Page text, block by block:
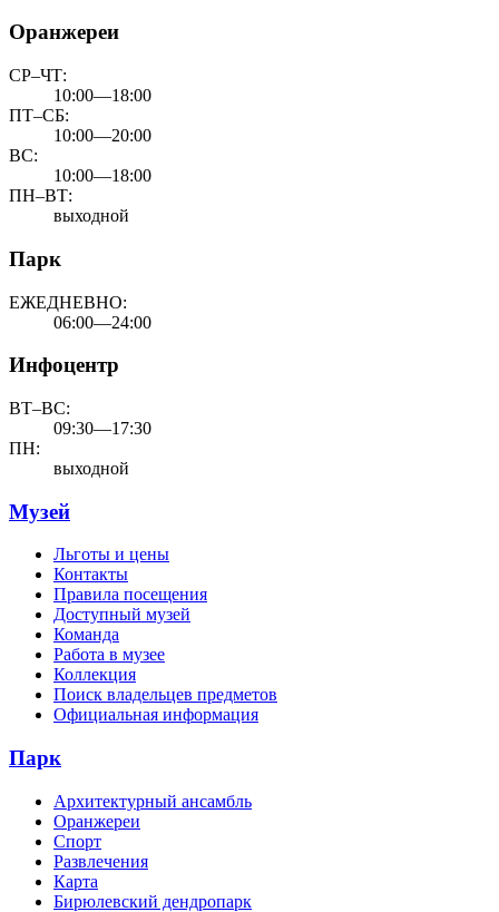
Оранжереи
СР–ЧТ:
10:00—18:00
ПТ–СБ:
10:00—20:00
ВС:
10:00—18:00
ПН–ВТ:
выходной
Парк
ЕЖЕДНЕВНО:
06:00—24:00
Инфоцентр
ВТ–ВС:
09:30—17:30
ПН:
выходной
Музей
Льготы и цены
Контакты
Правила посещения
Доступный музей
Команда
Работа в музее
Коллекция
Поиск владельцев предметов
Официальная информация
Парк
Архитектурный ансамбль
Оранжереи
Спорт
Развлечения
Карта
Бирюлевский дендропарк